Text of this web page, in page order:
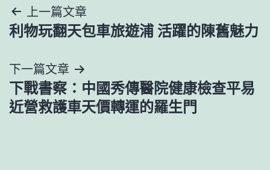
文
章
導
覽
上一篇文章
利物玩翻天包車旅遊浦 活躍的陳舊魅力
下一篇文章
下戰書察：中國秀傳醫院健康檢查平易
近營救護車天價轉運的羅生門